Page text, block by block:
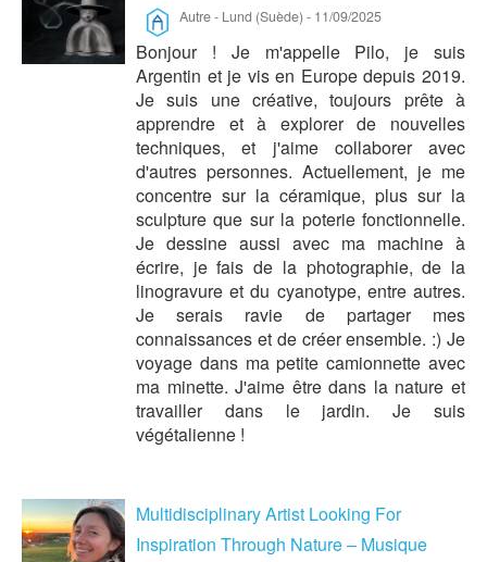
Autre- Lund (Suède) - 11/09/2025
Bonjour ! Je m'appelle Pilo, je suis
Argentin et je vis en Europe depuis 2019.
Je suis une créative, toujours prête à
apprendre et à explorer de nouvelles
techniques, et j'aime collaborer avec
d'autres personnes. Actuellement, je me
concentre sur la céramique, plus sur la
sculpture que sur la poterie fonctionnelle.
Je dessine aussi avec ma machine à
écrire, je fais de la photographie, de la
linogravure et du cyanotype, entre autres.
Je serais ravie de partager mes
connaissances et de créer ensemble. :) Je
voyage dans ma petite camionnette avec
ma minette. J'aime être dans la nature et
travailler dans le jardin. Je suis
végétalienne !
Multidisciplinary Artist Looking For
Inspiration Through Nature – Musique